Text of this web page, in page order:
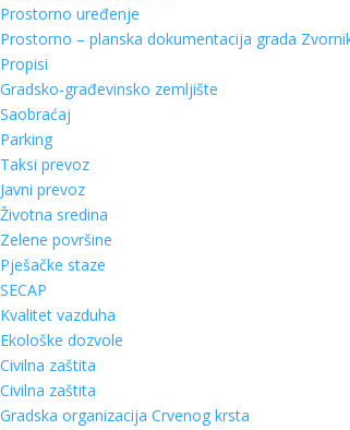
Prostorno uređenje
Prostorno – planska dokumentacija grada
Propisi
Gradsko-građevinsko zemljište
Saobraćaj
Parking
Taksi prevoz
Javni prevoz
Životna sredina
Zelene površine
Pješačke staze
SECAP
Kvalitet vazduha
Ekološke dozvole
Civilna zaštita
Civilna zaštita
Gradska organizacija Crvenog krsta